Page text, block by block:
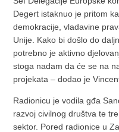
Degert istaknuo je pritom
demokracije, vladavine
Unije. Kako bi došlo do
potrebno je aktivno
stoga nadam da će se na
projekata – dodao je
Radionicu je vodila gđa
razvoj civilnog društva te
sektor. Pored radionice u